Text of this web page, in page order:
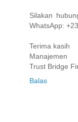
Silakan
WhatsApp:
Terima kasih
Manajemen
Trust Bridge
Balas